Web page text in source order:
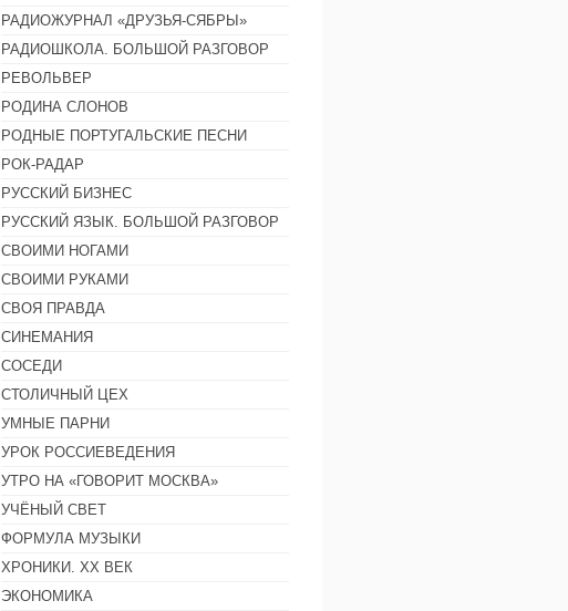
РАДИОЖУРНАЛ «ДРУЗЬЯ-СЯБРЫ»
РАДИОШКОЛА. БОЛЬШОЙ РАЗГОВОР
РЕВОЛЬВЕР
РОДИНА СЛОНОВ
РОДНЫЕ ПОРТУГАЛЬСКИЕ ПЕСНИ
РОК-РАДАР
РУССКИЙ БИЗНЕС
РУССКИЙ ЯЗЫК. БОЛЬШОЙ РАЗГОВОР
СВОИМИ НОГАМИ
СВОИМИ РУКАМИ
СВОЯ ПРАВДА
СИНЕМАНИЯ
СОСЕДИ
СТОЛИЧНЫЙ ЦЕХ
УМНЫЕ ПАРНИ
УРОК РОССИЕВЕДЕНИЯ
УТРО НА «ГОВОРИТ МОСКВА»
УЧЁНЫЙ СВЕТ
ФОРМУЛА МУЗЫКИ
ХРОНИКИ. ХХ ВЕК
ЭКОНОМИКА